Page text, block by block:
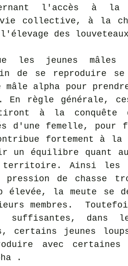
l'accès à la
collective, à la
des
les jeunes
de se reproduire
alpha pour
règle générale,
à la conquête
d'une femelle, pour
fortement à
un équilibre quant
territoire. Ainsi les
pression de
élevée, la meute se
membres.
suffisantes, dans
certains jeunes
avec
.